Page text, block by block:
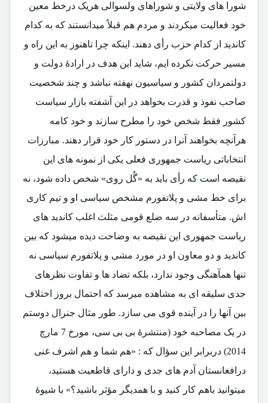
شورا های ولایتی و شوراهای ولسوالی هریک درخط معین
خود فعالیت میکردند و مردم هم قبلاً میدانستند که به کدام
کاندید از کدام حزب رأی دهند. اینکه چرا تاهنوز به این راه و
مسیر حرکت نکرده ایم، شاید این هدف در ارادۀ دولت و
دولتمردان کشور و سیاسیون نهفته نباشد و چند شخصیت
صاحب نفوذ و قدرت بخواهد در این آشفته بازار سیاست
کشور فقط شخص خود را مطرح سازند و خود کامه
هرآنچه بخواهند آنرا در دستور کار خود قرار دهند. مبارزات
انتخاباتی ریاست جمهوری فعلی یکی از نمونه های این
نقیصه است که رأی باید به «گُل روی» شخص داده شود، نه
برای خط مشی و پلاتفورم مشخص سیاسی او و تیم کاری
اش. متأسفانه در سه ضلع قومی مثلث اغلب کاندید های
ریاست جمهوری این نقیصه به وضاحت دیده میشود که بین
کاندید و دو معاون او در مورد مشی و پلاتفورم سیاسی نه
تنها همآهنگی وجود ندارد، بلکه تضاد ها و تفاوت نظرهای
جدی سلیقه ای به مشاهده میرسد که احتمال بروز اختلاف
بین آنها را در آینده قوی می سازد. طور مثال جنرال دوستم
در یک مصاحبه خود (منتشرۀ بی بی سی، مورخ 7 مارچ
2014) دربرابر این سؤال که : «هم شما و هم اشرف غنی
درافغانستان آدم های جدی و دارای قاطعیت هستید،
میتوانید باهم کار کنید و با همدیگر مؤثر باشید؟» با شیوۀ